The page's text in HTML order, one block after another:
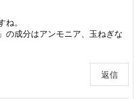
。
の成分はアンモニア、玉ねぎな
返信